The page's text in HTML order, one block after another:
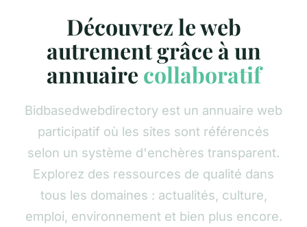
Découvrez le web
autrement grâce à un
annuaire collaboratif
Bidbasedwebdirectory est un annuaire web
participatif où les sites sont référencés
selon un système d'enchères transparent.
Explorez des ressources de qualité dans
tous les domaines : actualités, culture,
emploi, environnement et bien plus encore.